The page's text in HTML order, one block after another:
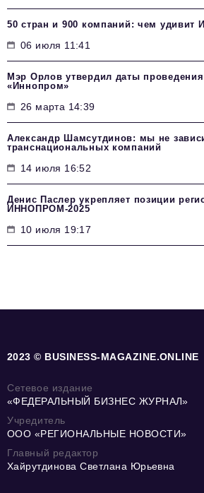
50 стран и 900 компаний: чем удивит
06 июля 11:41
Мэр Орлов утвердил даты
«Иннопром»
26 марта 14:39
Александр Шамсутдинов: мы не
транснациональных компаний
14 июля 16:52
Денис Паслер укрепляет позиции
ИННОПРОМ-2025
10 июля 19:17
2023 © BUSINESS-MAGAZINE.ONLINE
Сетевое издание
«ФЕДЕРАЛЬНЫЙ БИЗНЕС ЖУРНАЛ»
Учредитель
ООО «РЕГИОНАЛЬНЫЕ НОВОСТИ»
Главный редактор
Хайрутдинова Светлана Юрьевна